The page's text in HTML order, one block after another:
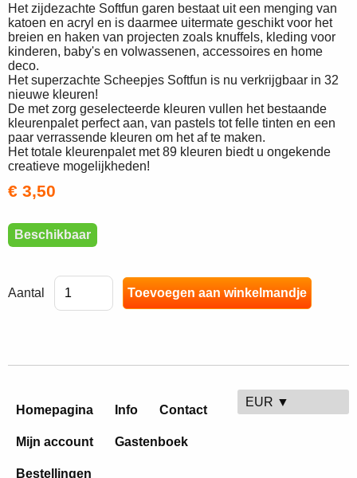
Het zijdezachte Softfun garen bestaat uit een menging van
katoen en acryl en is daarmee uitermate geschikt voor het
breien en haken van projecten zoals knuffels, kleding voor
kinderen, baby's en volwassenen, accessoires en home
deco.
Het superzachte Scheepjes Softfun is nu verkrijgbaar in 32
nieuwe kleuren!
De met zorg geselecteerde kleuren vullen het bestaande
kleurenpalet perfect aan, van pastels tot felle tinten en een
paar verrassende kleuren om het af te maken.
Het totale kleurenpalet met 89 kleuren biedt u ongekende
creatieve mogelijkheden!
€ 3,50
Beschikbaar
Aantal
Homepagina Info Contact
Mijn account Gastenboek
Bestellingen
EUR ▼